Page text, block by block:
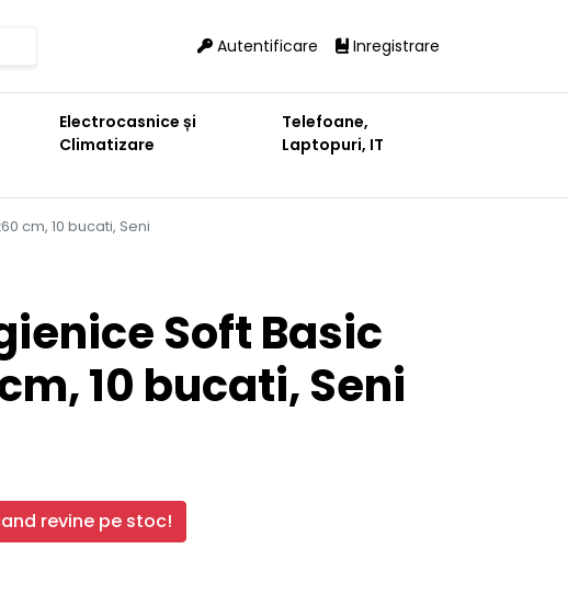
Autentificare Inregistrare
Electrocasnice și
Climatizare
Telefoane,
Laptopuri, IT
cm, 10 bucati, Seni
Soft Basic
10 bucati, Seni
revine pe stoc!